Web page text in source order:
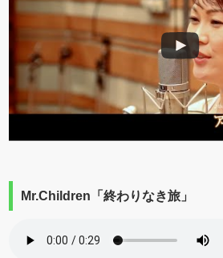
Mr.Children「終わりなき旅」